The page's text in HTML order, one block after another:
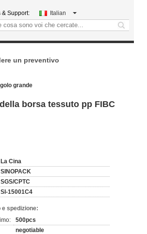
& Support: Italian
search
un preventivo
grande
borsa tessuto pp FIBC
La Cina
SINOPACK
SGS/CPTC
SI-15001C4
e spedizione:
500pcs
negotiable